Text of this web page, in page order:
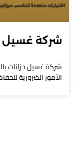
شركة غسيل
شركة غسيل خزانات
الأمور الضرورية